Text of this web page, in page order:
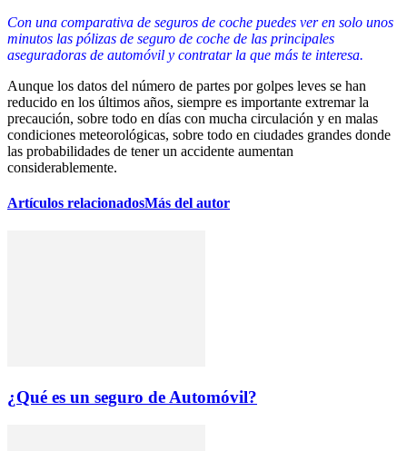
Con una comparativa de seguros de coche puedes ver en solo unos
minutos las pólizas de seguro de coche de las principales
aseguradoras de automóvil y contratar la que más te interesa.
Aunque los datos del número de partes por golpes leves se han
reducido en los últimos años, siempre es importante extremar la
precaución, sobre todo en días con mucha circulación y en malas
condiciones meteorológicas, sobre todo en ciudades grandes donde
las probabilidades de tener un accidente aumentan
considerablemente.
Artículos relacionadosMás del autor
¿Qué es un seguro de Automóvil?